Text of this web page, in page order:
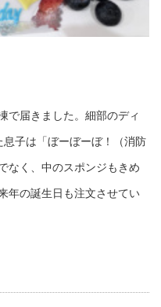
で届きました。細部のディ
子は「ぼーぼーぼ！（消防
なく、中のスポンジもきめ
年の誕生日も注文させてい